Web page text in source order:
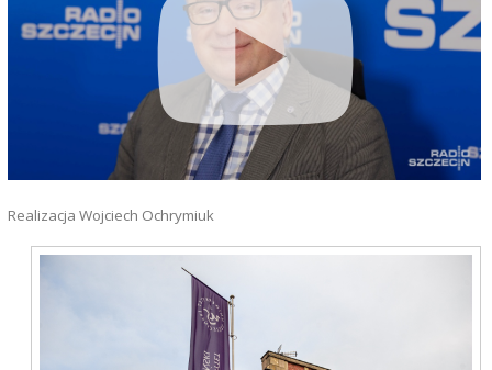
Realizacja Wojciech Ochrymiuk